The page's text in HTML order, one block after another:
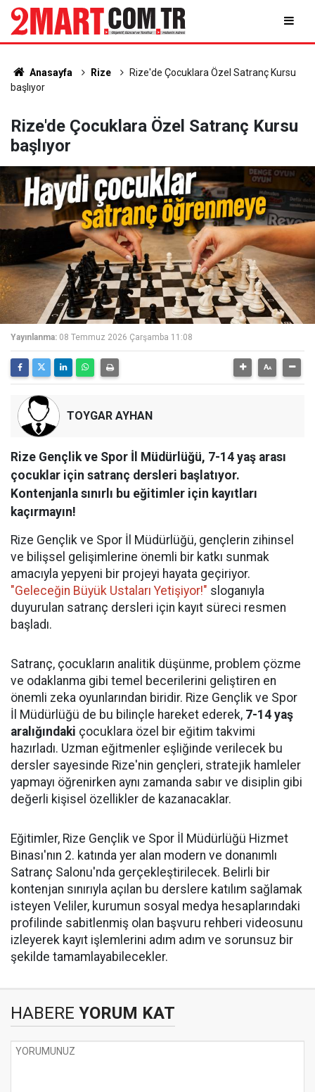
Anasayfa Rize
Rize'de Çocuklara Özel Satranç Kursu
başlıyor
Rize'de Çocuklara Özel Satranç Kursu
başlıyor
Yayınlanma: 08 Temmuz 2026 Çarşamba 11:08
TOYGAR AYHAN
Rize Gençlik ve Spor İl Müdürlüğü, 7-14 yaş arası
çocuklar için satranç dersleri başlatıyor.
Kontenjanla sınırlı bu eğitimler için kayıtları
kaçırmayın!
Rize Gençlik ve Spor İl Müdürlüğü, gençlerin zihinsel
ve bilişsel gelişimlerine önemli bir katkı sunmak
amacıyla yepyeni bir projeyi hayata geçiriyor.
"Geleceğin Büyük Ustaları Yetişiyor!" sloganıyla
duyurulan satranç dersleri için kayıt süreci resmen
başladı.
Satranç, çocukların analitik düşünme, problem çözme
ve odaklanma gibi temel becerilerini geliştiren en
önemli zeka oyunlarından biridir. Rize Gençlik ve Spor
İl Müdürlüğü de bu bilinçle hareket ederek, 7-14 yaş
aralığındaki çocuklara özel bir eğitim takvimi
hazırladı. Uzman eğitmenler eşliğinde verilecek bu
dersler sayesinde Rize'nin gençleri, stratejik hamleler
yapmayı öğrenirken aynı zamanda sabır ve disiplin gibi
değerli kişisel özellikler de kazanacaklar.
Eğitimler, Rize Gençlik ve Spor İl Müdürlüğü Hizmet
Binası'nın 2. katında yer alan modern ve donanımlı
Satranç Salonu'nda gerçekleştirilecek. Belirli bir
kontenjan sınırıyla açılan bu derslere katılım sağlamak
isteyen Veliler, kurumun sosyal medya hesaplarındaki
profilinde sabitlenmiş olan başvuru rehberi videosunu
izleyerek kayıt işlemlerini adım adım ve sorunsuz bir
şekilde tamamlayabilecekler.
HABERE YORUM KAT